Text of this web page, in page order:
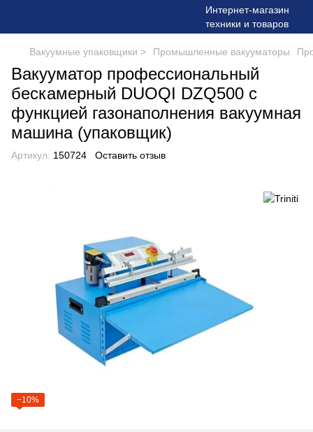
Вакуумные упаковщики > Промышленные вакууматоры
Вакууматор профессиональный
бескамерный DUOQI DZQ500 с
функцией газонаполнения вакуумная
машина (упаковщик)
Артикул: 150724 Оставить отзыв
−10%